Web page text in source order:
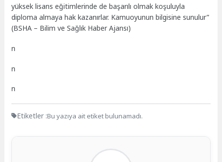
yüksek lisans eğitimlerinde de başarılı olmak koşuluyla
diploma almaya hak kazanırlar. Kamuoyunun bilgisine sunulur”
(BSHA – Bilim ve Sağlık Haber Ajansı)
n
n
n
Etiketler :Bu yazıya ait etiket bulunamadı.